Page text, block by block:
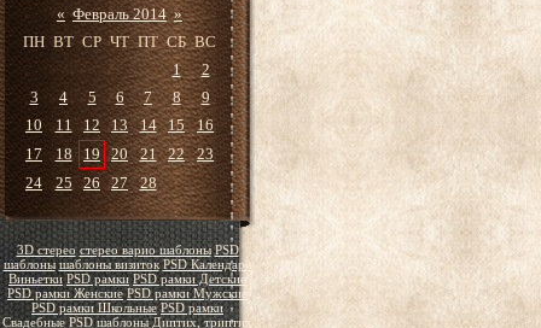
« Февраль 2014 »
ПН ВТ СР ЧТ ПТ СБ ВС
1
2
3
4 5 6 7 8
9
10
11 12 13 14 15
16
17
18 19 20 21 22
23
24
25 26 27 28
3D стерео стерео варио шаблоны PSD
шаблоны шаблоны визиток PSD Календари
Виньетки PSD рамки PSD рамки Детские
PSD рамки Женские PSD рамки Мужские
PSD рамки Школьные PSD рамки
Свадебные PSD шаблоны Диптих, триптих